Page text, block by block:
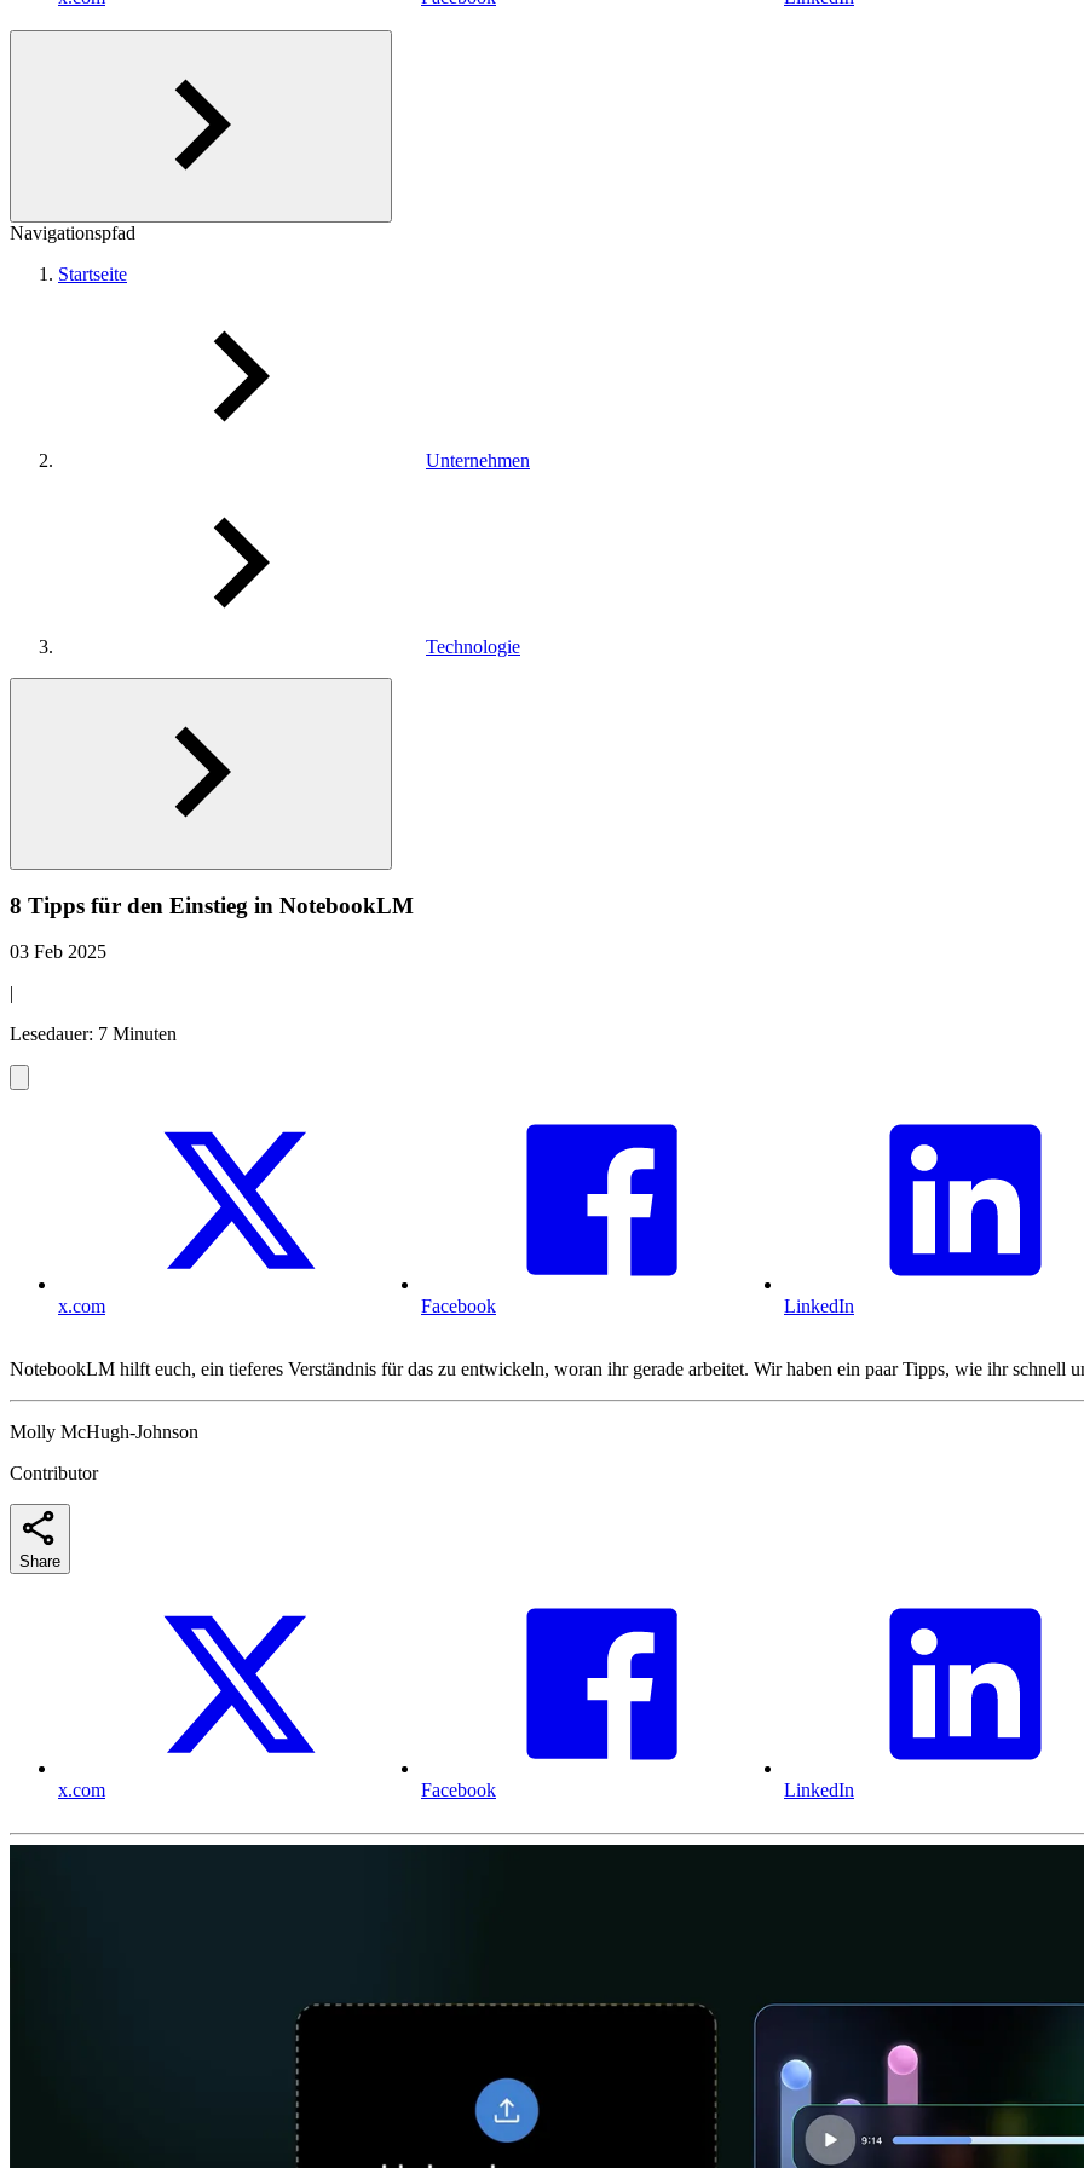
Navigationspfad
Startseite
Unternehmen
Technologie
8 Tipps für den Einstieg in NotebookLM
03 Feb 2025
|
Lesedauer: 7 Minuten
x.com Facebook LinkedIn
NotebookLM hilft euch, ein tieferes Verständnis für das zu entwickeln, woran ihr gerade arbeitet. Wir haben ein paar Tipps, wie ihr schnell
Molly McHugh-Johnson
Contributor
Share
x.com Facebook LinkedIn